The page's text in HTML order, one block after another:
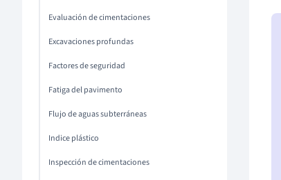
Evaluación de cimentaciones
Excavaciones profundas
Factores de seguridad
Fatiga del pavimento
Flujo de aguas subterráneas
Indice plástico
Inspección de cimentaciones